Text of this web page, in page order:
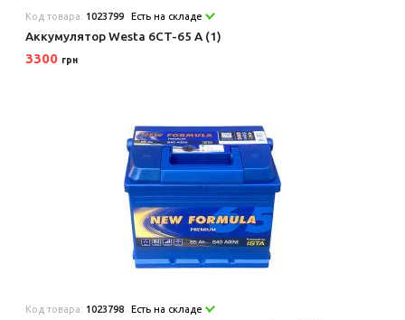
Код товара: 1023799 Есть на складе
Аккумулятор Westa 6CT-65 А (1)
3300 грн
Код товара: 1023798 Есть на складе